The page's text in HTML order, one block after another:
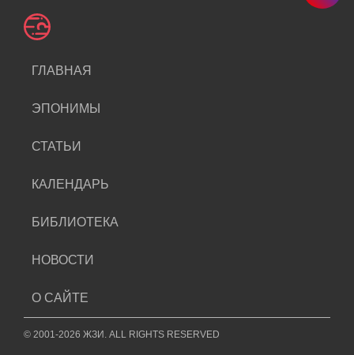
ГЛАВНАЯ
ЭПОНИМЫ
СТАТЬИ
КАЛЕНДАРЬ
БИБЛИОТЕКА
НОВОСТИ
О САЙТЕ
© 2001-2026 ЖЗИ. ALL RIGHTS RESERVED